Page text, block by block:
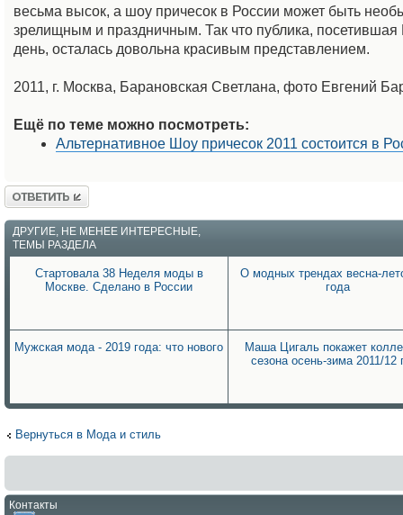
весьма высок, а шоу причесок в России может быть
зрелищным и праздничным. Так что публика, посетившая
день, осталась довольна красивым представлением.
2011, г. Москва, Барановская Светлана, фото Евгений
Ещё по теме можно посмотреть:
Альтернативное Шоу причесок 2011 состоится в
Ответить
ДРУГИЕ, НЕ МЕНЕЕ ИНТЕРЕСНЫЕ,
ТЕМЫ РАЗДЕЛА
Стартовала 38 Неделя моды в
Москве. Сделано в России
О модных трендах весна-
года
Мужская мода - 2019 года: что нового
Маша Цигаль покажет
сезона осень-зима 2011/12
Вернуться в Мода и стиль
Контакты